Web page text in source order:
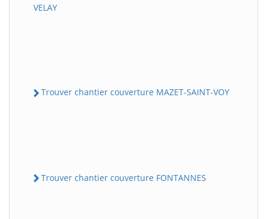
VELAY
Trouver chantier couverture MAZET-SAINT-VOY
Trouver chantier couverture FONTANNES